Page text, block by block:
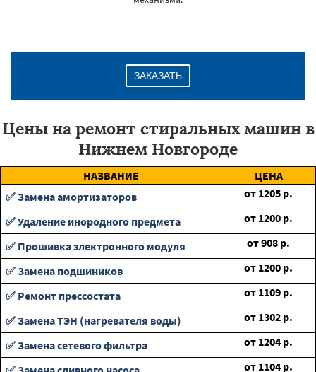
ЗАКАЗАТЬ
Цены на ремонт стиральных машин в
Нижнем Новгороде
НАЗВАНИЕ
ЦЕНА
✅ Замена амортизаторов
от 1205 р.
✅ Удаление инородного предмета
от 1200 р.
✅ Прошивка электронного модуля
от908 р.
✅ Замена подшиников
от 1200 р.
✅ Ремонт прессостата
от 1109 р.
✅ Замена ТЭН (нагревателя воды)
от 1302 р.
✅ Замена сетевого фильтра
от 1204 р.
от 1104 р.